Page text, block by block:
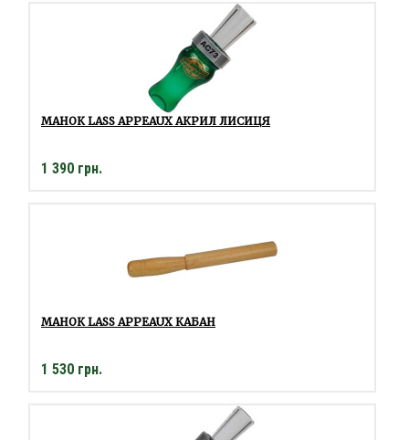
МАНОК LASS APPEAUX АКРИЛ ЛИСИЦЯ
1 390 грн.
МАНОК LASS APPEAUX КАБАН
1 530 грн.